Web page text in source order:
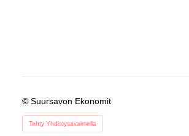
© Suursavon Ekonomit
Tehty Yhdistysavaimella